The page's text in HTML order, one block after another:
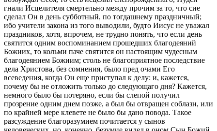
гнали Исцелителя смертельно между прочим за то, что сие
сделал Он в день субботный, по тогдашнему праздничный;
ибо учители закона из того выводили, будто Иисус не уважал
праздников, хотя, впрочем, не трудно понять, что если день
святится одним воспоминанием прошедших благодеяний
Божиих, то кольми паче святится он настоящим чудесным
благодеянием Божиим; столь не благоприятное последствие
дела Христова, без сомнения, было пред очами Его
всеведения, когда Он еще приступал к делу: и, кажется,
почему бы не отложить только до следующаго дня? Кажется,
немного было бы потеряно, если бы слепой получил
прозрение одним днем позже, а был бы отвращен соблазн, или
по крайней мере клевете не было бы дано повода. Такое
разсуждение благоразумием почитается у сынов